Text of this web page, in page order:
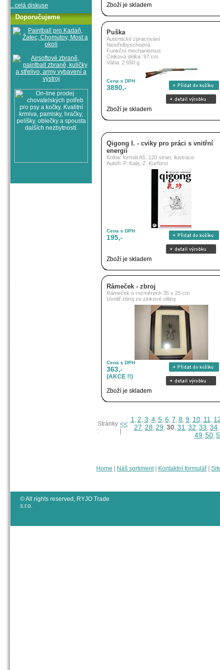
Zboží je skladem
Puška
Autentické zpracování
Nestřelbyschopná
Funkční mechanismus
Celková délka: 97 cm
Váha: 2 650 g
Cena s DPH
3890,-
Zboží je skladem
Qigong I. - cviky pro práci s vnitřní
energií
Kniha: formát A5, 120 stran, ilustrace
Autoři: P. Kala, Z. Kurfürst
Cena s DPH
195,-
Zboží je skladem
Rámeček - zbroj
Rámeček o rozměrech 35 x 25 cm
Uvnitř zbroj ze zinkové slitiny
Cena s DPH
363,-
(AKCE !!)
Zboží je skladem
Stránky
:
<<
1, 2, 3, 4, 5, 6, 7, 8, 9, 10, 11,
27, 28, 29, 30, 31 , 32, 33, 34,
49, 50,
Home Náš sortiment| Kontaktní formulář
.. celá diskuse
Doporučujeme
© All rights reserved, RYJO Trade
s.r.o.